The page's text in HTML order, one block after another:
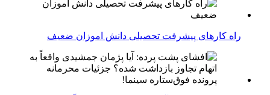
راه کارهای پیشرفت تحصیلی دانش اموزان ضعیف